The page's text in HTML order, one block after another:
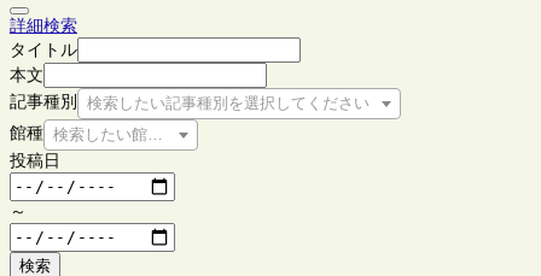
詳細検索
タイトル
本文
記事種別
検索したい記事種別を選択してください
館種 検索したい館種を選択してください
投稿日
～
検索